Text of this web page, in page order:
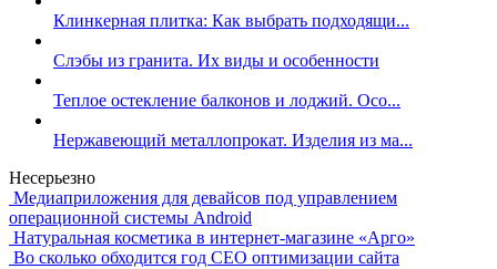
Клинкерная плитка: Как выбрать подходящи...
Слэбы из гранита. Их виды и особенности
Теплое остекление балконов и лоджий. Осо...
Нержавеющий металлопрокат. Изделия из ма...
Несерьезно
Медиаприложения для девайсов под управлением
операционной системы Android
Натуральная косметика в интернет-магазине «Арго»
Во сколько обходится год СЕО оптимизации сайта